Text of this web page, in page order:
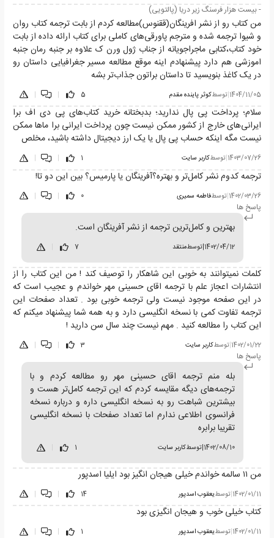
- بیست هزار فرسنگ زیر دریا (پالتویی)
من کتاب رو از نشر افرینگان(ققنوس)مطالعه کردم از بابت ترجمه کتاب روان
و شیوا ترجمه شده و مترجم پاورقی‌های کاملی برای کتاب ارائه داده از بابت
خود کتاب،کتابی ماجراجویانه از جناب ژول ورن ک علاوه بر جنبه رمان جنبه
اموزشی هم دارد پیشنهادم اینه موقع مطالعه مسیر جغرافیایی داستان رو
در یک کاغذ بنویسید تا داستان براتون جذاب‌تر بشه
1404/11/05
|توسطکوثر پاینده مقدم 5
|
|
سلام؛ پرداخت پی پال ندارید؛ بدبختانه خرید کتاب‌های پی دی اف برا
ایرانی‌های خارج از کشور ممکن نیست چون پرداخت ایرانی برا ما‌ها ممکن
نیست مگه اینکه حساب پی پال یا یک ارز دیجیتال داشته باشید، مخلص
1403/07/26
|توسطکاربر سایت 1
|
|
ترجمه کدوم نشر کامل‌تر و بهتره؟آفرینگان یا پارمیس؟ بین این دو تا!
1402/03/26
|توسطفاطمه سمیری 0
|
|
پاسخ ها
بهترین و کامل‌ترین ترجمه از نشر آفرینگان است.
1402/04/12
|توسطمنتقد 7
کلمات نمیتوانند به خوبی این شاهکار را توصیف کند ! من این کتاب را از
انتشارات اعجاز علم با ترجمه اقای حسینی مهر خواندم و عجیب است که
در این صفحه موجود نیست ولی ترجمه خوبی بود . تعداد صفحات این
ترجمه تفاوت کمی با نسخه انگلیسی دارد و به همه شما پیشنهاد میکنم که
این کتاب را مطالعه کنید . مهم نیست چند سال سن دارید !
1402/01/22
|توسطکاربر سایت 3
|
|
پاسخ ها
بله منم ترجمه اقای حسینی مهر رو مطالعه کردم و با
ترجمه‌های دیگه مقایسه کردم که این ترجمه کامل‌تر هست و
بیشترین شباهت رو به نسخه انگلیسی داره و درباره نسخه
فرانسوی اطلاعی ندارم اما تعداد صفحات با نسخه انگلیسی
تقریبا برابره
1402/08/10
|توسطکاربر سایت 1
من ۱۱ سالمه خواندم خیلی هیجان انگیز بود ایلیا اسدپور
1402/01/11
|توسطیعقوب اسدپور 14
|
|
کتاب خیلی خوب و هیجان انگیزی بود
1402/01/11
|توسطیعقوب اسدپور 1
|
|